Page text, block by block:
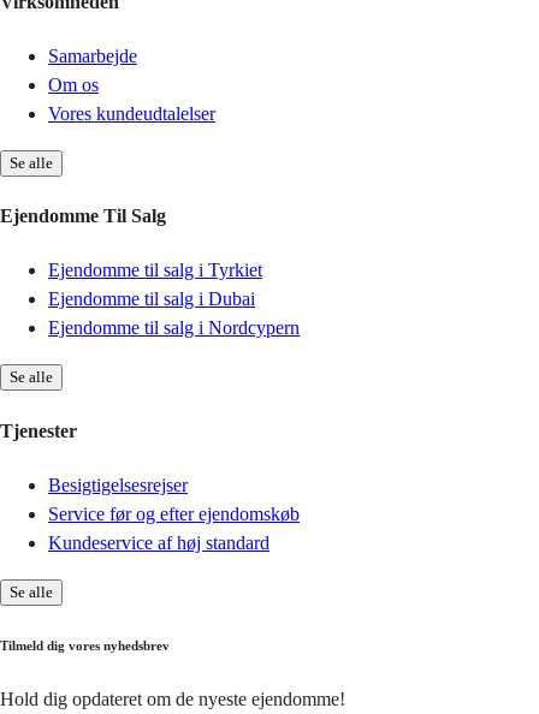
Samarbejde
Om os
Vores kundeudtalelser
Se alle
Ejendomme Til Salg
Ejendomme til salg i Tyrkiet
Ejendomme til salg i Dubai
Ejendomme til salg i Nordcypern
Se alle
Tjenester
Besigtigelsesrejser
Service før og efter ejendomskøb
Kundeservice af høj standard
Se alle
Tilmeld dig vores nyhedsbrev
Hold dig opdateret om de nyeste ejendomme!